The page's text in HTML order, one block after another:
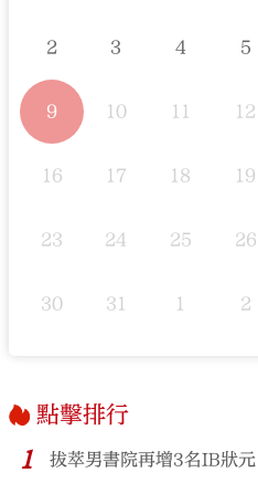
2 3 4 5
9 10 11 12
16 17 18 19
23 24 25 26
30 31 1 2
點擊排行
1 拔萃男書院再增3名IB狀元